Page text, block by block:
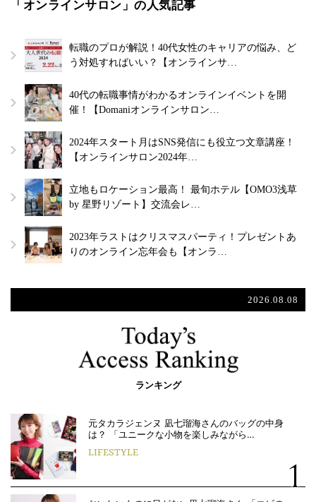
「オンラインサロン」の人気記事
転職のプロが解説！40代女性のキャリアの悩み、ど
う対処すればいい？【オンラインサ…
40代の転職事情がわかるオンラインイベントを開
催！【Domaniオンラインサロン…
2024年スタート月はSNS発信にも役立つ文章講座！
【オンラインサロン2024年…
立地もロケーション最高！ 最旬ホテル【OMO3浅草
by 星野リゾート】交流会レ…
2023年ラストはクリスマスパーティ！プレゼントあ
りのオンライン忘年会も【オンラ…
2026.08.08
ランキング
元タカラジェンヌ 凪七瑠海さんのバッグの中身
は？ 「ユニークな小物を楽しみながら…
LIFESTYLE